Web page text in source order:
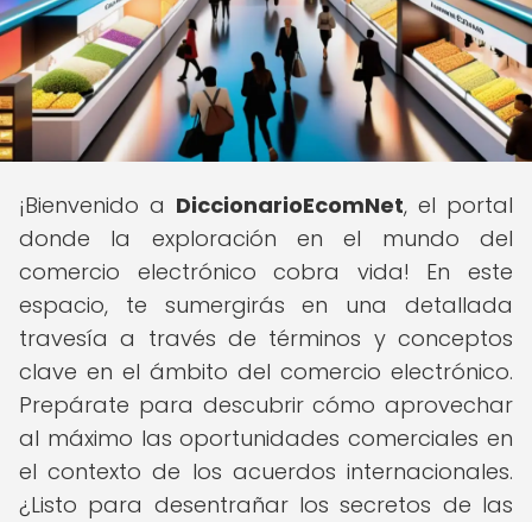
¡Bienvenido a DiccionarioEcomNet, el portal
donde la exploración en el mundo del
comercio electrónico cobra vida! En este
espacio, te sumergirás en una detallada
travesía a través de términos y conceptos
clave en el ámbito del comercio electrónico.
Prepárate para descubrir cómo aprovechar
al máximo las oportunidades comerciales en
el contexto de los acuerdos internacionales.
¿Listo para desentrañar los secretos de las